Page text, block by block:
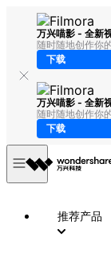
万兴喵影 - 全新
随时随地创作你
下载
万兴喵影 - 全新
随时随地创作你
下载
推荐产品